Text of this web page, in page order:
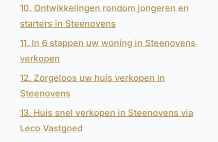
10. Ontwikkelingen rondom jongeren en
starters in Steenovens
11. In 6 stappen uw woning in Steenovens
verkopen
12. Zorgeloos uw huis verkopen in
Steenovens
13. Huis snel verkopen in Steenovens via
Leco Vastgoed